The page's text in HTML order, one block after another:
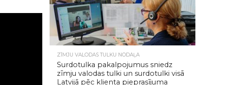
ZĪMJU VALODAS TULKU NODAĻA
Surdotulka pakalpojumus sniedz
zīmju valodas tulki un surdotulki visā
Latvijā pēc klienta pieprasījuma